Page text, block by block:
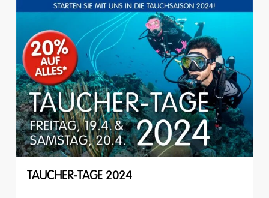
TAUCHER-TAGE 2024